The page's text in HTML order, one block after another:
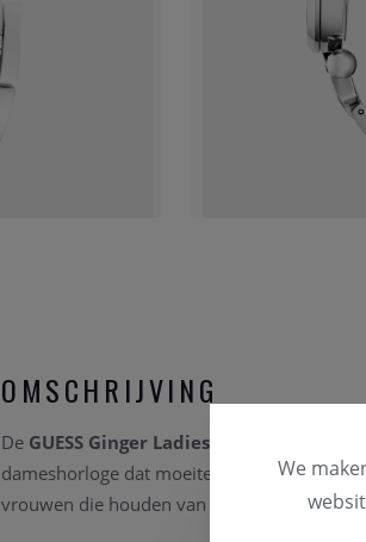
OMSCHRIJVING
De GUESS Ginger Ladies Silver Tone
dameshorloge dat moeiteloos de grens
vrouwen die houden van een elegante,
We